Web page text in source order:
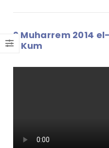
9 Muharrem 2014
– Kum